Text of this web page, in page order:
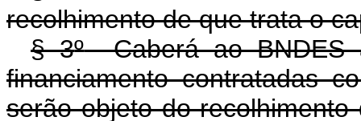
recolhimento de que trata o
§ 3ºCaberá ao BNDES
financiamento contratadas
serão objeto do